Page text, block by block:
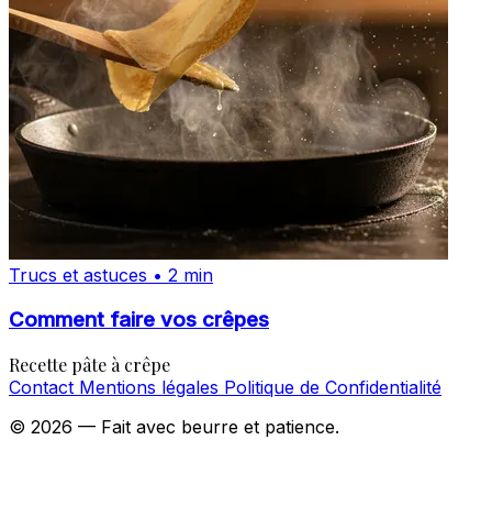
Trucs et astuces • 2 min
Comment faire vos crêpes
Recette pâte à crêpe
Contact Mentions légales Politique de Confidentialité
© 2026 — Fait avec beurre et patience.